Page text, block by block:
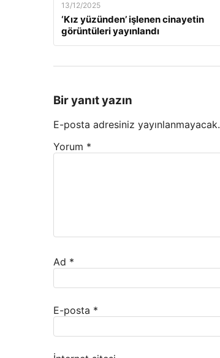
13/12/2025
‘Kız yüzünden’ işlenen cinayetin
görüntüleri yayınlandı
Bir yanıt yazın
E-posta adresiniz yayınlanmayacak.
Yorum *
Ad *
E-posta *